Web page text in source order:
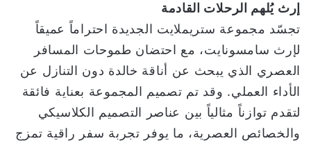
إرث يُلهم الرحلات القادمة
تجسّد مجموعة ستريملايت الجديدة احتراماً عميقاً
لإرث سامسونايت، مع احتضان طموحات المسافر
العصري الذي يبحث عن أناقة خالدة دون التنازل عن
الأداء العملي. وقد تم تصميم المجموعة بعناية فائقة
لتقدم توازناً مثالياً بين عناصر التصميم الكلاسيكي
والخصائص العصرية، ما يوفر تجربة سفر راقية تمزج